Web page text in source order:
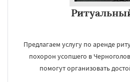
Предлагаем услугу по аренде
похорон усопшего в
помогут организовать